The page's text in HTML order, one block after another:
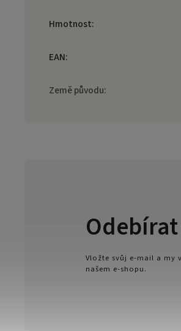
Hmotnost:
EAN:
Země původu:
Vložte svůj e-mail a my
našem e-shopu.